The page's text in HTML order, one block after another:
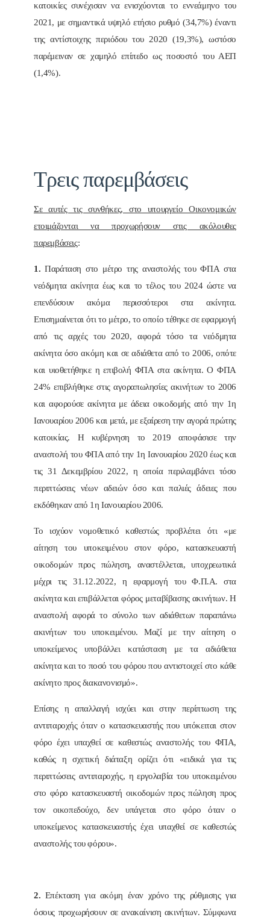
κατοικίες συνέχισαν να ενισχύονται το εννεάμηνο του
2021, με σημαντικά υψηλό ετήσιο ρυθμό (34,7%) έναντι
της αντίστοιχης περιόδου του 2020 (19,3%), ωστόσο
παρέμειναν σε χαμηλό επίπεδο ως ποσοστό του ΑΕΠ
(1,4%).
Τρεις παρεμβάσεις
Σε αυτές τις συνθήκες, στο υπουργείο Οικονομικών
ετοιμάζονται να προχωρήσουν στις ακόλουθες
παρεμβάσεις:
1. Παράταση στο μέτρο της αναστολής του ΦΠΑ στα
νεόδμητα ακίνητα έως και το τέλος του 2024 ώστε να
επενδύσουν ακόμα περισσότεροι στα ακίνητα.
Επισημαίνεται ότι το μέτρο, το οποίο τέθηκε σε εφαρμογή
από τις αρχές του 2020, αφορά τόσο τα νεόδμητα
ακίνητα όσο ακόμη και σε αδιάθετα από το 2006, οπότε
και υιοθετήθηκε η επιβολή ΦΠΑ στα ακίνητα. Ο ΦΠΑ
24% επιβλήθηκε στις αγοραπωλησίες ακινήτων το 2006
και αφορούσε ακίνητα με άδεια οικοδομής από την 1η
Ιανουαρίου 2006 και μετά, με εξαίρεση την αγορά πρώτης
κατοικίας. Η κυβέρνηση το 2019 αποφάσισε την
αναστολή του ΦΠΑ από την 1η Ιανουαρίου 2020 έως και
τις 31 Δεκεμβρίου 2022, η οποία περιλαμβάνει τόσο
περιπτώσεις νέων αδειών όσο και παλιές άδειες που
εκδόθηκαν από 1η Ιανουαρίου 2006.
Το ισχύον νομοθετικό καθεστώς προβλέπει ότι «με
αίτηση του υποκειμένου στον φόρο, κατασκευαστή
οικοδομών προς πώληση, αναστέλλεται, υποχρεωτικά
μέχρι τις 31.12.2022, η εφαρμογή του Φ.Π.Α. στα
ακίνητα και επιβάλλεται φόρος μεταβίβασης ακινήτων. Η
αναστολή αφορά το σύνολο των αδιάθετων παραπάνω
ακινήτων του υποκειμένου. Μαζί με την αίτηση ο
υποκείμενος υποβάλλει κατάσταση με τα αδιάθετα
ακίνητα και το ποσό του φόρου που αντιστοιχεί στο κάθε
ακίνητο προς διακανονισμό».
Επίσης η απαλλαγή ισχύει και στην περίπτωση της
αντιπαροχής όταν ο κατασκευαστής που υπόκειται στον
φόρο έχει υπαχθεί σε καθεστώς αναστολής του ΦΠΑ,
καθώς η σχετική διάταξη ορίζει ότι «ειδικά για τις
περιπτώσεις αντιπαροχής, η εργολαβία του υποκειμένου
στο φόρο κατασκευαστή οικοδομών προς πώληση προς
τον οικοπεδούχο, δεν υπάγεται στο φόρο όταν ο
υποκείμενος κατασκευαστής έχει υπαχθεί σε καθεστώς
αναστολής του φόρου».
2. Επέκταση για ακόμη έναν χρόνο της ρύθμισης για
όσους προχωρήσουν σε ανακαίνιση ακινήτων. Σύμφωνα